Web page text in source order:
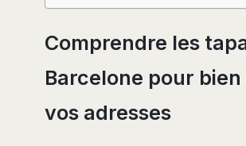
Comprendre les
Barcelone pour
vos adresses